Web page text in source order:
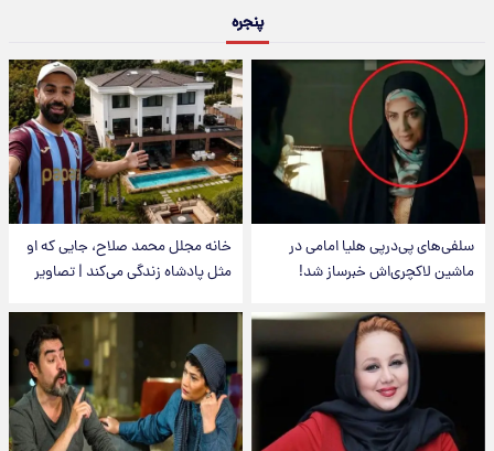
پنجره
سلفی‌های پی‌درپی هلیا امامی در
ماشین لاکچری‌اش خبرساز شد!
خانه مجلل محمد صلاح، جایی که او
مثل پادشاه زندگی می‌کند | تصاویر